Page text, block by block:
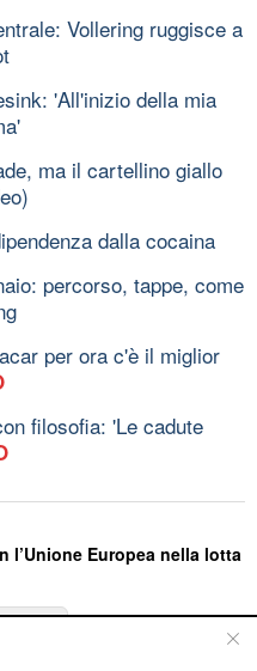
Vollering ruggisce a
'All'inizio della mia
ma il cartellino giallo
dalla cocaina
percorso, tappe, come
per ora c'è il miglior
filosofia: 'Le cadute
l’Unione Europea nella lotta